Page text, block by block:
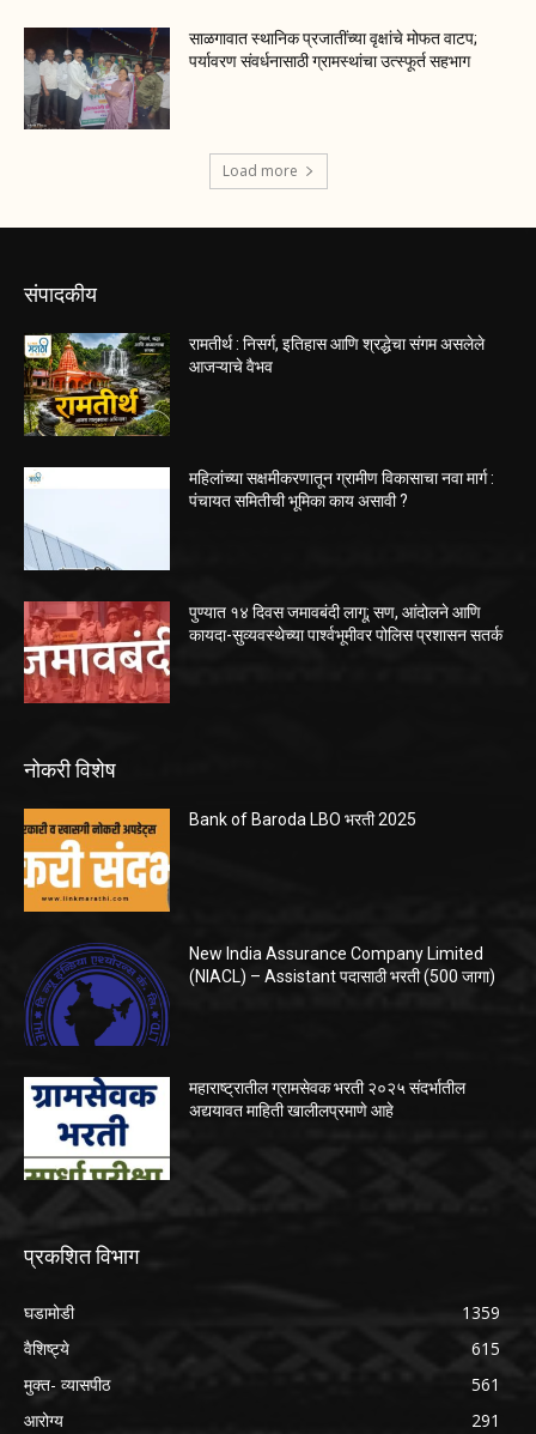
साळगावात स्थानिक प्रजातींच्या वृक्षांचे मोफत वाटप;
पर्यावरण संवर्धनासाठी ग्रामस्थांचा उत्स्फूर्त सहभाग
Load more
संपादकीय
रामतीर्थ : निसर्ग, इतिहास आणि श्रद्धेचा संगम असलेले
आजऱ्याचे वैभव
महिलांच्या सक्षमीकरणातून ग्रामीण विकासाचा नवा मार्ग :
पंचायत समितीची भूमिका काय असावी ?
पुण्यात १४ दिवस जमावबंदी लागू; सण, आंदोलने आणि
कायदा-सुव्यवस्थेच्या पार्श्वभूमीवर पोलिस प्रशासन सतर्क
नोकरी विशेष
Bank of Baroda LBO भरती 2025
New India Assurance Company Limited
(NIACL) – Assistant पदासाठी भरती (500 जागा)
महाराष्ट्रातील ग्रामसेवक भरती २०२५ संदर्भातील
अद्ययावत माहिती खालीलप्रमाणे आहे
प्रकशित विभाग
घडामोडी
1359
वैशिष्ट्ये
615
मुक्त- व्यासपीठ
561
आरोग्य
291